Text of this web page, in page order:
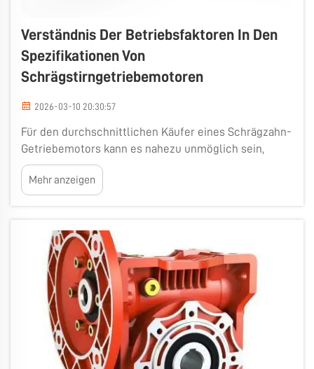
Verständnis Der Betriebsfaktoren In Den
Spezifikationen Von
Schrägstirngetriebemotoren
2026-03-10 20:30:57
Für den durchschnittlichen Käufer eines Schrägzahn-
Getriebemotors kann es nahezu unmöglich sein,
sämtliche Angaben in der technischen Spezifikation
zu interpretieren. Da diese Motoren in zahlreichen
Maschinen und Branchen eingesetzt werden, ist es
sind wir der Ansicht, dass es unerlässlich ist…
Mehr anzeigen